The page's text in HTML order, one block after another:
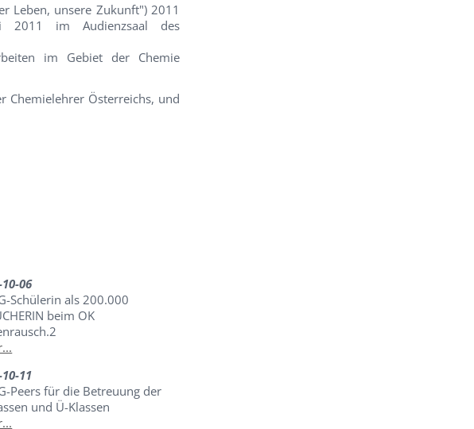
Leben, unsere Zukunft") 2011
2011 im Audienzsaal des
im Gebiet der Chemie
Chemielehrer Österreichs, und
06
Schülerin als 200.000
beim OK
11
Peers für die Betreuung der
und Ü-Klassen